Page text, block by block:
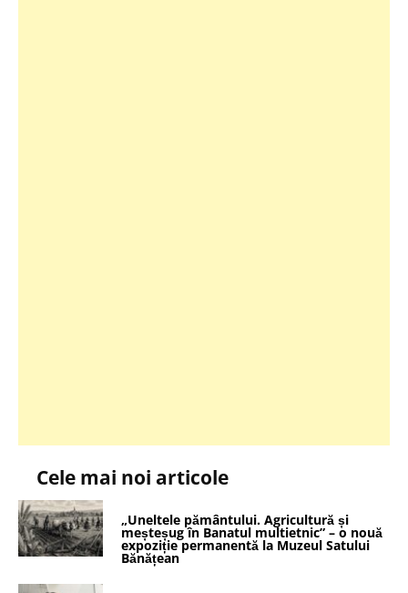
Cele mai noi articole
„Uneltele pământului. Agricultură și
meșteșug în Banatul multietnic” – o nouă
expoziție permanentă la Muzeul Satului
Bănățean